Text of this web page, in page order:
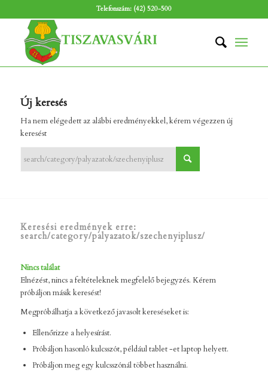
Telefonszám: (42) 520-500
Új keresés
Ha nem elégedett az alábbi eredményekkel, kérem végezzen új
keresést
Keresési eredmények erre:
search/category/palyazatok/szechenyiplusz/
Nincs találat
Elnézést, nincs a feltételeknek megfelelő bejegyzés. Kérem
próbáljon másik keresést!
Megpróbálhatja a következő javasolt kereséseket is:
Ellenőrizze a helyesírást.
Próbáljon hasonló kulcsszót, például tablet -et laptop helyett.
Próbáljon meg egy kulcsszónál többet használni.